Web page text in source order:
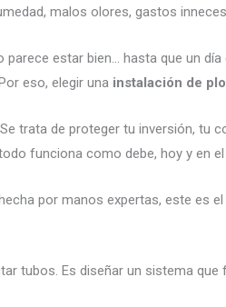
malos olores, gastos
estar bien… hasta que un
eso, elegir una instalación de
trata de proteger tu inversión, tu
funciona como debe, hoy y en
por manos expertas, este es
tubos. Es diseñar un sistema que